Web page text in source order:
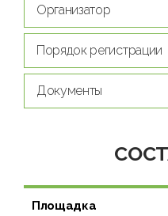
Организатор
Порядок регистрации
Документы
Площадка